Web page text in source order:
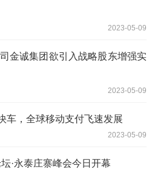
2023-05-09
金诚集团欲引入战略股东增强实
2023-05-09
车，全球移动支付飞速发展
2023-05-09
坛·永泰庄寨峰会今日开幕